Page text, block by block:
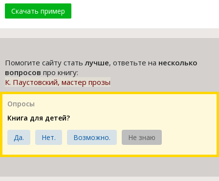
Скачать пример
Помогите сайту статьлучше, ответьте на несколько
вопросов про книгу:
К. Паустовский, мастер прозы
Опросы
Книга для детей?
Да. Нет. Возможно. Не знаю